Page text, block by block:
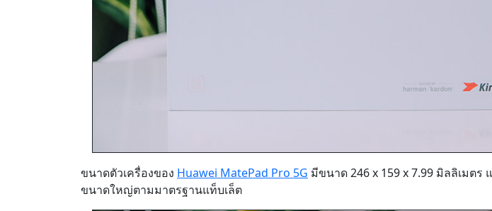
ขนาดตัวเครื่องของ Huawei MatePad Pro 5G มีขนาด 246 x 159 x 7.99 มิลลิเมต
ขนาดใหญ่ตามมาตรฐานแท็บเล็ต